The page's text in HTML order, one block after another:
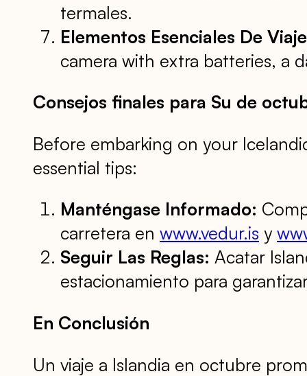
termales.
Elementos Esenciales De
camera with extra batteries, a
Consejos finales para Su de
Before embarking on your
essential tips:
Manténgase Informado:
carretera en www.vedur.is y
Seguir Las Reglas: Acatar
estacionamiento para
En Conclusión
Un viaje a Islandia en octubre